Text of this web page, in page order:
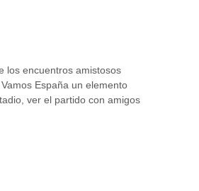
los encuentros amistosos
España un elemento
ver el partido con amigos